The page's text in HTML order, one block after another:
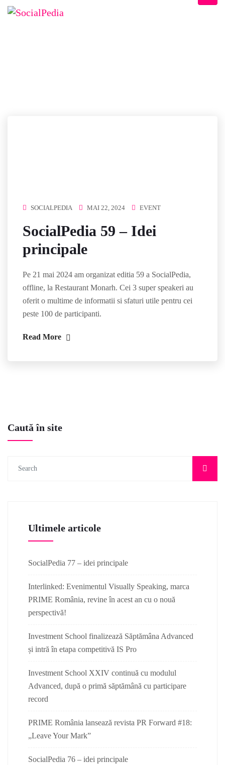
SOCIALPEDIA MAI 22, 2024 EVENT
SocialPedia 59 – Idei
principale
Pe 21 mai 2024 am organizat editia 59 a SocialPedia,
offline, la Restaurant Monarh. Cei 3 super speakeri au
oferit o multime de informatii si sfaturi utile pentru cei
peste 100 de participanti.
Read More
Caută în site
Ultimele articole
SocialPedia 77 – idei principale
Interlinked: Evenimentul Visually Speaking, marca
PRIME România, revine în acest an cu o nouă
perspectivă!
Investment School finalizează Săptămâna Advanced
și intră în etapa competitivă IS Pro
Investment School XXIV continuă cu modulul
Advanced, după o primă săptămână cu participare
record
PRIME România lansează revista PR Forward #18:
„Leave Your Mark”
SocialPedia 76 – idei principale